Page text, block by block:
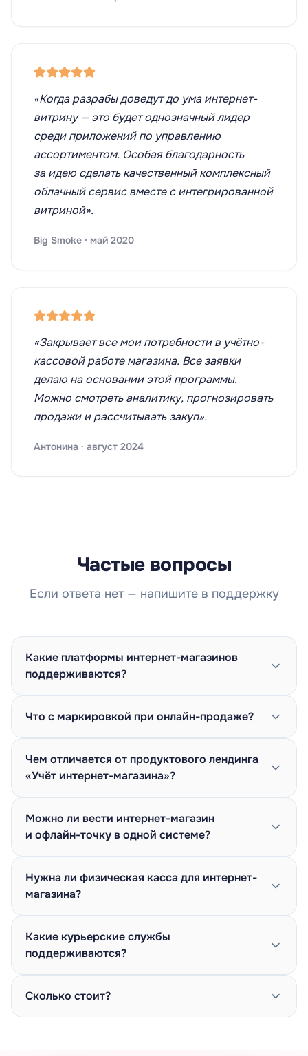
«Когда разрабы доведут до ума интернет-
витрину — это будет однозначный лидер
среди приложений по управлению
ассортиментом. Особая благодарность
за идею сделать качественный комплексный
облачный сервис вместе с интегрированной
витриной».
Big Smoke · май 2020
«Закрывает все мои потребности в учётно-
кассовой работе магазина. Все заявки
делаю на основании этой программы.
Можно смотреть аналитику, прогнозировать
продажи и рассчитывать закуп».
Антонина · август 2024
Частые вопросы
Если ответа нет — напишите в поддержку
Какие платформы интернет-магазинов
поддерживаются?
Что с маркировкой при онлайн-продаже?
Чем отличается от продуктового лендинга
«Учёт интернет-магазина»?
Можно ли вести интернет-магазин
и офлайн-точку в одной системе?
Нужна ли физическая касса для интернет-
магазина?
Какие курьерские службы
поддерживаются?
Сколько стоит?